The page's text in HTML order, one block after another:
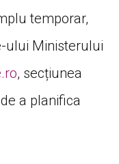
temporar,
ului Ministerului
, secțiunea
a planifica